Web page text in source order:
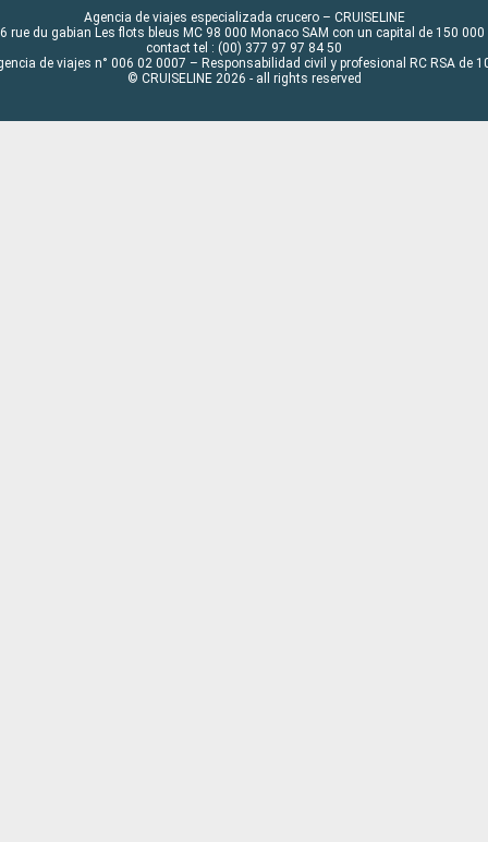
Agencia de viajes especializada crucero – CRUISELINE
rue du gabian Les flots bleus MC 98 000 Monaco SAM con un capital de 150 000
contact tel : (00) 377 97 97 84 50
de viajes n° 006 02 0007 – Responsabilidad civil y profesional RC RSA de
© CRUISELINE 2026 - all rights reserved